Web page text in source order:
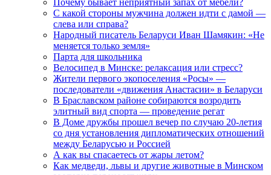
Почему бывает неприятный запах от мебели?
С какой стороны мужчина должен идти с дамой —
слева или справа?
Народный писатель Беларуси Иван Шамякин: «Не
меняется только земля»
Парта для школьника
Велосипед в Минске: релаксация или стресс?
Жители первого экопоселения «Росы» —
последователи «движения Анастасии» в Беларуси
В Браславском районе собираются возродить
элитный вид спорта — проведение регат
В Доме дружбы прошел вечер по случаю 20-летия
со дня установления дипломатических отношений
между Беларусью и Россией
А как вы спасаетесь от жары летом?
Как медведи, львы и другие животные в Минском